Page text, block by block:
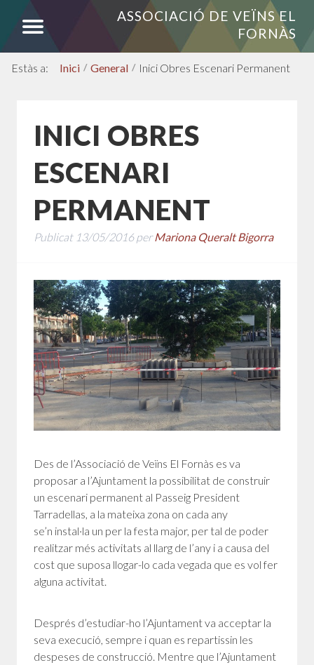
ASSOCIACIÓ DE VEÏNS EL
FORNÀS
Inici / General / Inici Obres Escenari Permanent
INICI OBRES
ESCENARI
PERMANENT
Publicat 13/05/2016perMariona Queralt Bigorra
Des de l’Associació de Veïns El Fornàs es va
proposar a l’Ajuntament la possibilitat de construir
un escenari permanent al Passeig President
Tarradellas, a la mateixa zona on cada any
se’n instal·la un per la festa major, per tal de poder
realitzar més activitats al llarg de l’any i a causa del
cost que suposa llogar-lo cada vegada que es vol fer
alguna activitat.
Després d’estudiar-ho l’Ajuntament va acceptar la
seva execució, sempre i quan es repartissin les
despeses de construcció. Mentre que l’Ajuntament